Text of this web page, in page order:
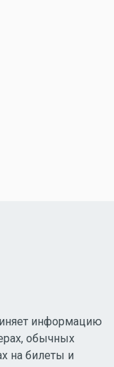
информацию
обычных
на билеты и